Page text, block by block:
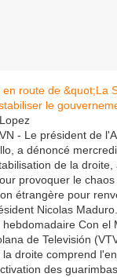
- Le président de
a dénoncé
de la droite,
provoquer le
étrangère pour
Nicolas Maduro.
Con el
de Televisión
droite comprend
des guarimbas.